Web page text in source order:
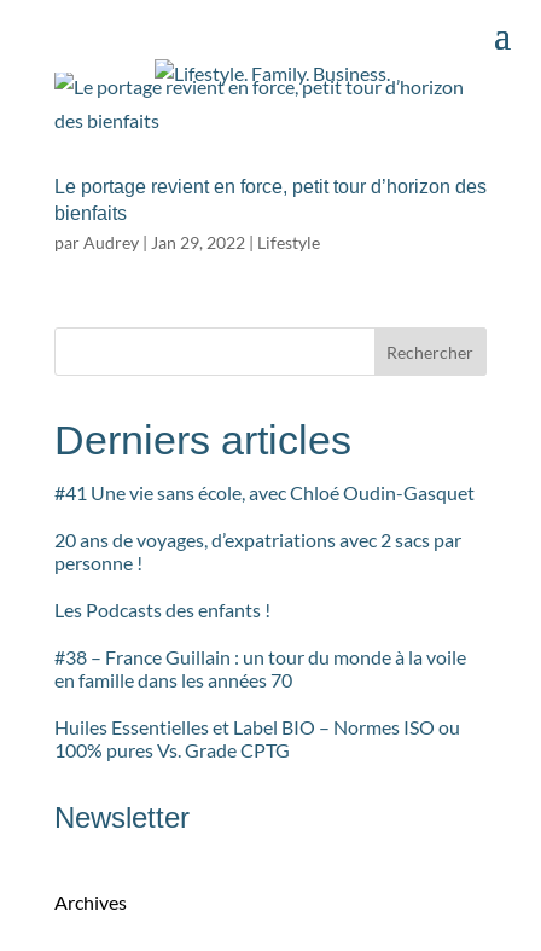
Le portage revient en force, petit tour d’horizon des
bienfaits
parAudrey| Jan 29, 2022 | Lifestyle
Rechercher
Derniers articles
#41 Une vie sans école, avec Chloé Oudin-Gasquet
20 ans de voyages, d’expatriations avec 2 sacs par
personne !
Les Podcasts des enfants !
#38 – France Guillain : un tour du monde à la voile
en famille dans les années 70
Huiles Essentielles et Label BIO – Normes ISO ou
100% pures Vs. Grade CPTG
Newsletter
Archives